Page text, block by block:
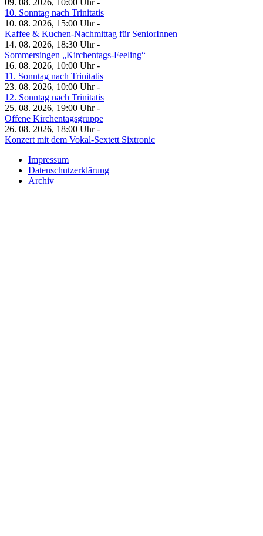
10. Sonntag nach Trinitatis
10. 08. 2026, 15:00 Uhr -
Kaffee & Kuchen-Nachmittag für SeniorInnen
14. 08. 2026, 18:30 Uhr -
Sommersingen „Kirchentags-Feeling“
16. 08. 2026, 10:00 Uhr -
11. Sonntag nach Trinitatis
23. 08. 2026, 10:00 Uhr -
12. Sonntag nach Trinitatis
25. 08. 2026, 19:00 Uhr -
Offene Kirchentagsgruppe
26. 08. 2026, 18:00 Uhr -
Konzert mit dem Vokal-Sextett Sixtronic
Impressum
Datenschutzerklärung
Archiv